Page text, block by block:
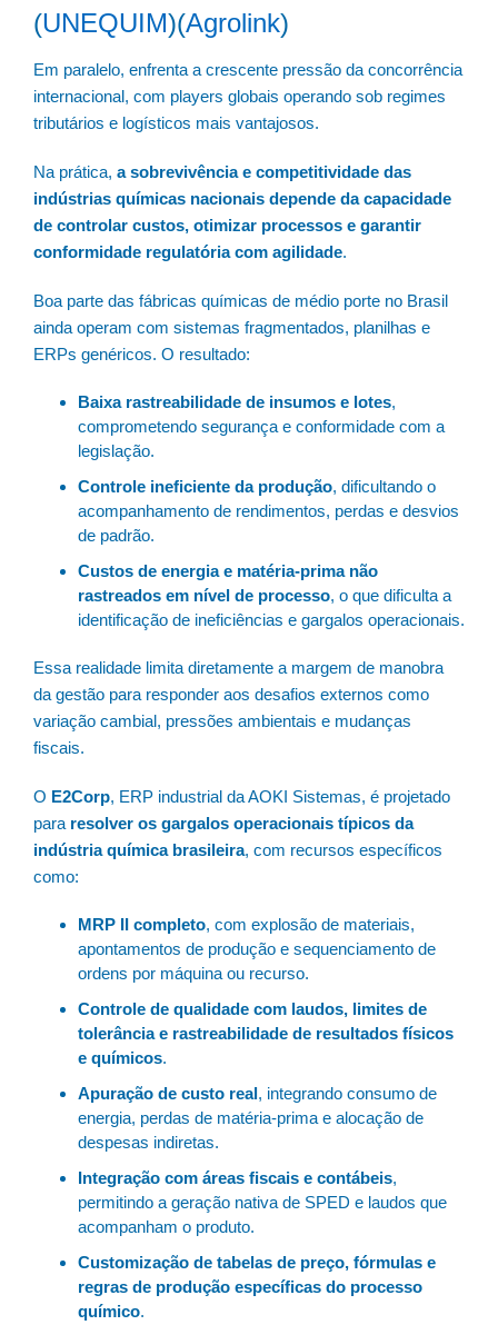
(UNEQUIM)(Agrolink)
Em paralelo, enfrenta a crescente pressão da concorrência
internacional, com players globais operando sob regimes
tributários e logísticos mais vantajosos.
Na prática, a sobrevivência e competitividade das
indústrias químicas nacionais depende da capacidade
de controlar custos, otimizar processos e garantir
conformidade regulatória com agilidade.
Boa parte das fábricas químicas de médio porte no Brasil
ainda operam com sistemas fragmentados, planilhas e
ERPs genéricos. O resultado:
Baixa rastreabilidade de insumos e lotes,
comprometendo segurança e conformidade com a
legislação.
Controle ineficiente da produção, dificultando o
acompanhamento de rendimentos, perdas e desvios
de padrão.
Custos de energia e matéria-prima não
rastreados em nível de processo, o que dificulta a
identificação de ineficiências e gargalos operacionais.
Essa realidade limita diretamente a margem de manobra
da gestão para responder aos desafios externos como
variação cambial, pressões ambientais e mudanças
fiscais.
O E2Corp, ERP industrial da AOKI Sistemas, é projetado
para resolver os gargalos operacionais típicos da
indústria química brasileira, com recursos específicos
como:
MRP II completo, com explosão de materiais,
apontamentos de produção e sequenciamento de
ordens por máquina ou recurso.
Controle de qualidade com laudos, limites de
tolerância e rastreabilidade de resultados físicos
e químicos.
Apuração de custo real, integrando consumo de
energia, perdas de matéria-prima e alocação de
despesas indiretas.
Integração com áreas fiscais e contábeis,
permitindo a geração nativa de SPED e laudos que
acompanham o produto.
Customização de tabelas de preço, fórmulas e
regras de produção específicas do processo
químico.